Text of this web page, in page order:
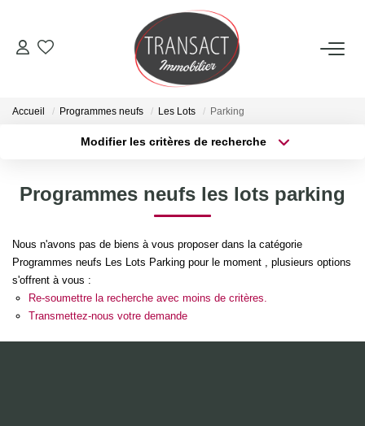
ACCUEIL
Qui Sommes-Nous
Nos Actualités
Accueil Programmes neufs Les Lots Parking
Modifier les critères de recherche
Sélectionnez...
Type de bien
Budget max Plus de critères
Programmes neufs les lots parking
Nous n'avons pas de biens à vous proposer dans la catégorie
Programmes neufs Les Lots Parking pour le moment , plusieurs options
s'offrent à vous :
Re-soumettre la recherche avec moins de critères.
Transmettez-nous votre demande